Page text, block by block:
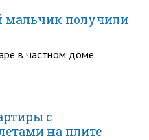
мальчик получили
в частном доме
с
на плите